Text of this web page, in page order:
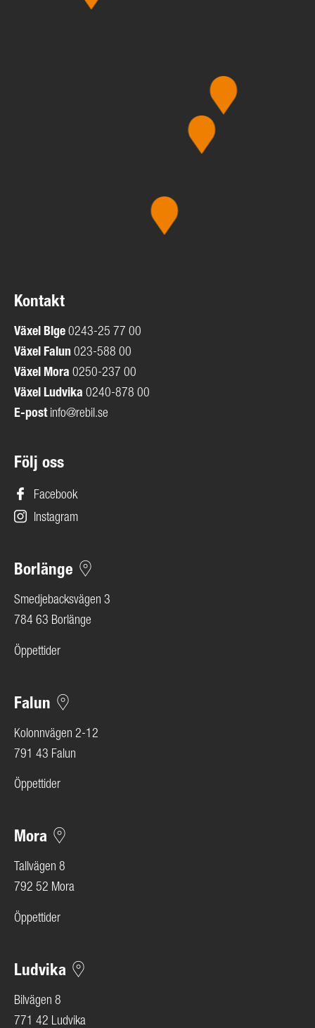
Kontakt
Växel Blge 0243-25 77 00
Växel Falun 023-588 00
Växel Mora 0250-237 00
Växel Ludvika 0240-878 00
E-post info@rebil.se
Följ oss
Facebook
Instagram
Borlänge
Smedjebacksvägen 3
784 63 Borlänge
Öppettider
Falun
Kolonnvägen 2-12
791 43 Falun
Öppettider
Mora
Tallvägen 8
792 52 Mora
Öppettider
Ludvika
Bilvägen 8
771 42 Ludvika